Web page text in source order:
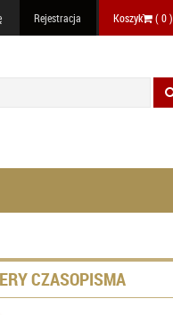
Rejestracja Koszyk (0)
CZASOPISMA